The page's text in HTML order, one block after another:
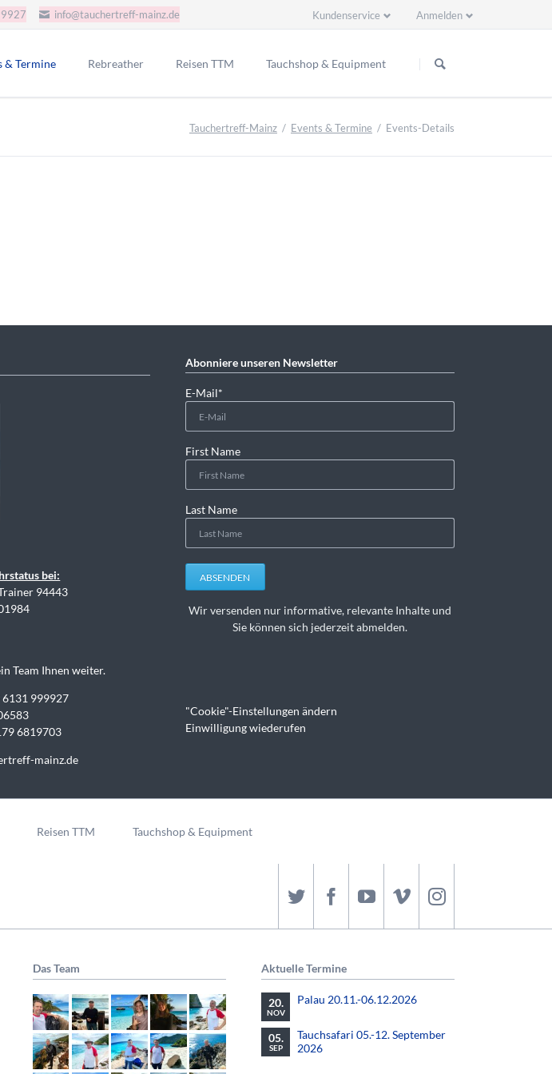
info@tauchertreff-mainz.de Anmelden
Kundenservice
überspringen
& Termine Rebreather
Poseidon SE7EN+ SSO2 Ready EU
Reisen TTM Tauchshop & Equipment
Tauchertreff-Mainz Events & Termine Events-Details
bei:
94443
Team Ihnen weiter.
6131 999927
6819703
mainz.de
Abonniere unseren Newsletter
Pflichtfeld
E-Mail*
First Name
Last Name
ABSENDEN
Wir versenden nur informative, relevante Inhalte und
Sie können sich jederzeit abmelden.
"Cookie"-Einstellungen ändern
Einwilligung wiederufen
Reisen TTM Tauchshop & Equipment
Das Team Aktuelle Termine
20.
NOV
Palau 20.11.-06.12.2026
05.
SEP
Tauchsafari 05.-12. September
2026